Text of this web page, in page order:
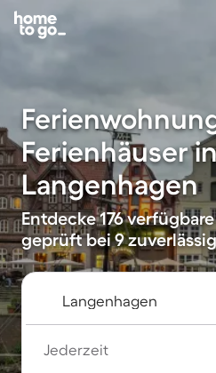
Ferienhäuser
Langenhagen
Entdecke 176
geprüft bei 9
Jederzeit